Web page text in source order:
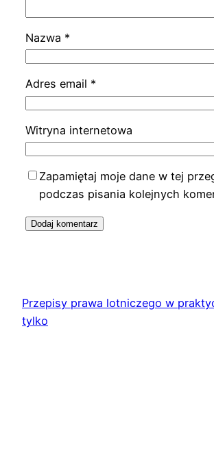
Nazwa *
Adres email *
Witryna internetowa
Zapamiętaj moje dane w tej
podczas pisania kolejnych
Przepisy prawa lotniczego w
tylko